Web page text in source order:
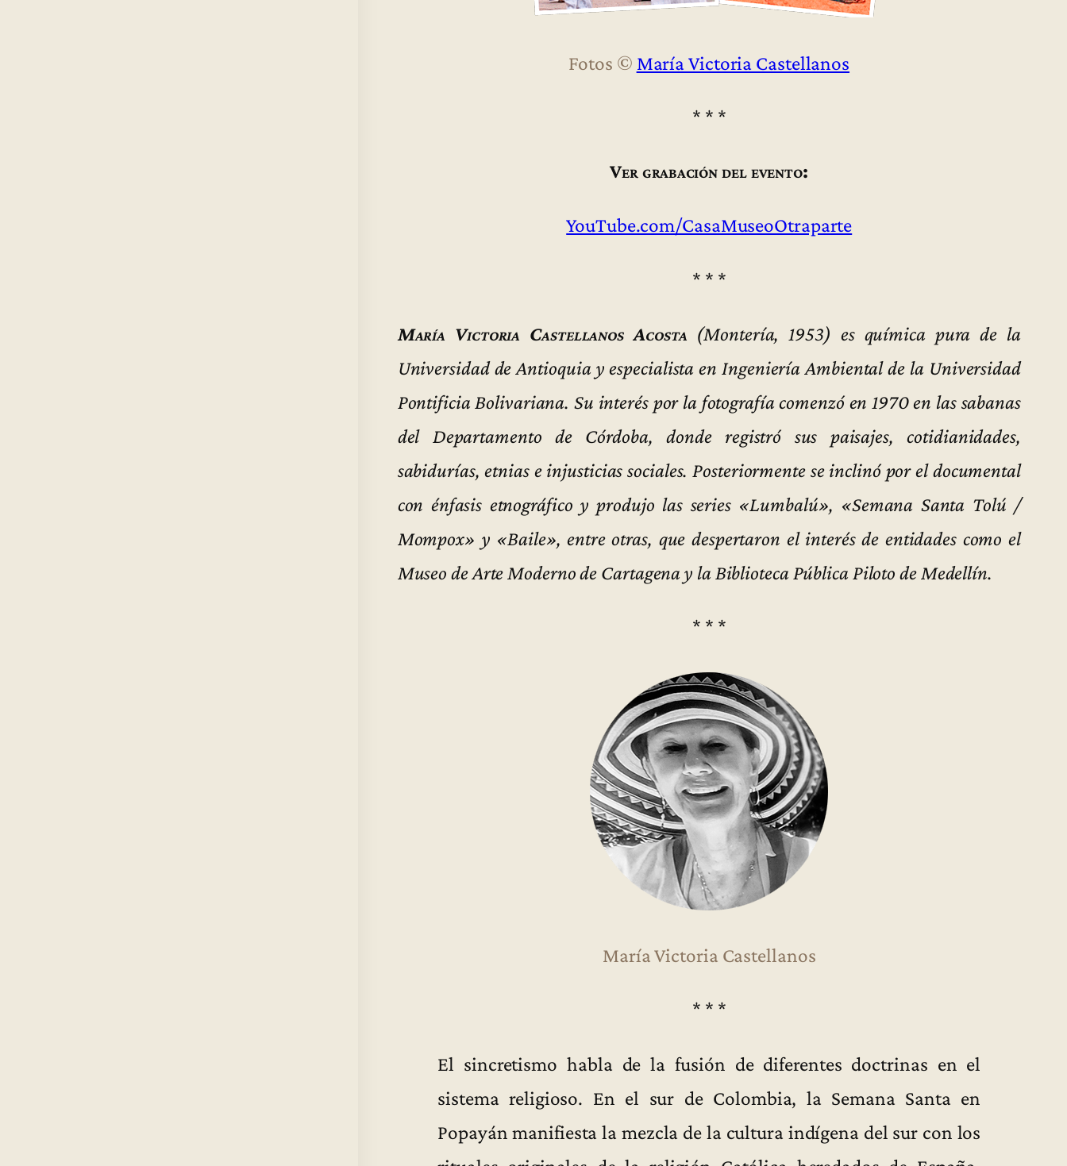
Fotos © María Victoria Castellanos
* * *
Ver grabación del evento:
YouTube.com/CasaMuseoOtraparte
* * *
María Victoria Castellanos Acosta (Montería, 1953) es química pura de la
Universidad de Antioquia y especialista en Ingeniería Ambiental de la Universidad
Pontificia Bolivariana. Su interés por la fotografía comenzó en 1970 en las sabanas
del Departamento de Córdoba, donde registró sus paisajes, cotidianidades,
sabidurías, etnias e injusticias sociales. Posteriormente se inclinó por el documental
con énfasis etnográfico y produjo las series «Lumbalú», «Semana Santa Tolú /
Mompox» y «Baile», entre otras, que despertaron el interés de entidades como el
Museo de Arte Moderno de Cartagena y la Biblioteca Pública Piloto de Medellín.
* * *
María Victoria Castellanos
* * *
El sincretismo habla de la fusión de diferentes doctrinas en el
sistema religioso. En el sur de Colombia, la Semana Santa en
Popayán manifiesta la mezcla de la cultura indígena del sur con los